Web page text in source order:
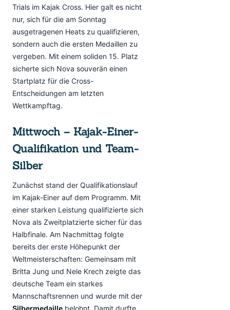
Trials im Kajak Cross. Hier galt es nicht
nur, sich für die am Sonntag
ausgetragenen Heats zu qualifizieren,
sondern auch die ersten Medaillen zu
vergeben. Mit einem soliden 15. Platz
sicherte sich Nova souverän einen
Startplatz für die Cross-
Entscheidungen am letzten
Wettkampftag.
Mittwoch – Kajak-Einer-
Qualifikation und Team-
Silber
Zunächst stand der Qualifikationslauf
im Kajak-Einer auf dem Programm. Mit
einer starken Leistung qualifizierte sich
Nova als Zweitplatzierte sicher für das
Halbfinale. Am Nachmittag folgte
bereits der erste Höhepunkt der
Weltmeisterschaften: Gemeinsam mit
Britta Jung und Nele Krech zeigte das
deutsche Team ein starkes
Mannschaftsrennen und wurde mit der